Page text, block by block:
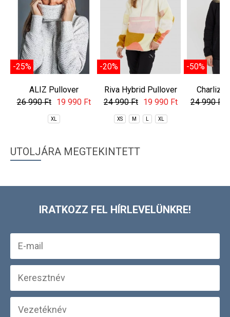
-25%
ALIZ Pullover
26 990 Ft
19 990 Ft
XL
-20%
Riva Hybrid Pullover
24 990 Ft 19 990 Ft
XS M XL
-50%
Charlize
24 990 Ft
UTOLJÁRA MEGTEKINTETT
IRATKOZZ FEL HÍRLEVELÜNKRE!